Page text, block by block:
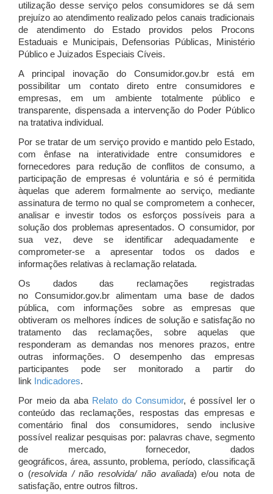
utilização desse serviço pelos consumidores se dá sem
prejuízo ao atendimento realizado pelos canais tradicionais
de atendimento do Estado providos pelos Procons
Estaduais e Municipais, Defensorias Públicas, Ministério
Público e Juizados Especiais Cíveis.
A principal inovação do Consumidor.gov.br está em
possibilitar um contato direto entre consumidores e
empresas, em um ambiente totalmente público e
transparente, dispensada a intervenção do Poder Público
na tratativa individual.
Por se tratar de um serviço provido e mantido pelo Estado,
com ênfase na interatividade entre consumidores e
fornecedores para redução de conflitos de consumo, a
participação de empresas é voluntária e só é permitida
àquelas que aderem formalmente ao serviço, mediante
assinatura de termo no qual se comprometem a conhecer,
analisar e investir todos os esforços possíveis para a
solução dos problemas apresentados. O consumidor, por
sua vez, deve se identificar adequadamente e
comprometer-se a apresentar todos os dados e
informações relativas à reclamação relatada.
Os dados das reclamações registradas
no Consumidor.gov.br alimentam uma base de dados
pública, com informações sobre as empresas que
obtiveram os melhores índices de solução e satisfação no
tratamento das reclamações, sobre aquelas que
responderam as demandas nos menores prazos, entre
outras informações. O desempenho das empresas
participantes pode ser monitorado a partir do
link Indicadores.
Por meio da aba Relato do Consumidor, é possível ler o
conteúdo das reclamações, respostas das empresas e
comentário final dos consumidores, sendo inclusive
possível realizar pesquisas por: palavras chave, segmento
de mercado, fornecedor, dados
geográficos, área, assunto, problema, período, classificaçã
o (resolvida / não resolvida/ não avaliada) e/ou nota de
satisfação, entre outros filtros.